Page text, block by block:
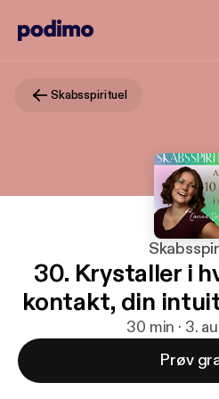
Skabsspirituel
30. Krystaller i
kontakt, din
30 min · 3.
Prøv